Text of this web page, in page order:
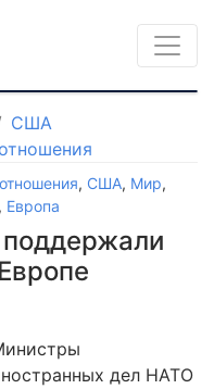
США
, США, Мир,
, Европа
дел НАТО